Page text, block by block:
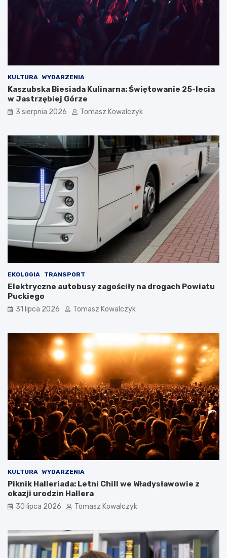
KULTURA WYDARZENIA
Kaszubska Biesiada Kulinarna: Świętowanie 25-lecia
w Jastrzębiej Górze
3 sierpnia 2026 Tomasz Kowalczyk
EKOLOGIA TRANSPORT
Elektryczne autobusy zagościły na drogach Powiatu
Puckiego
31 lipca 2026 Tomasz Kowalczyk
KULTURA WYDARZENIA
Piknik Halleriada: Letni Chill we Władysławowie z
okazji urodzin Hallera
30 lipca 2026 Tomasz Kowalczyk